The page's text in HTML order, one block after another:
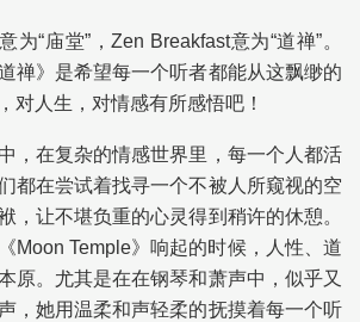
为“庙堂”，Zen Breakfast意为“道禅”。
禅》是希望每一个听者都能从这飘缈的
对人生，对情感有所感悟吧！
，在复杂的情感世界里，每一个人都活
都在尝试着找寻一个不被人所窥视的空
，让不堪负重的心灵得到稍许的休憩。
Moon Temple》响起的时候，人性、道
原。尤其是在在钢琴和萧声中，似乎又
，她用温柔和声轻柔的抚摸着每一个听